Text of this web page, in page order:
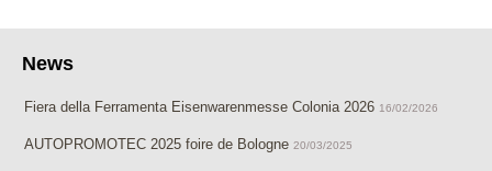
News
Fiera della Ferramenta Eisenwarenmesse Colonia 2026 16/02/2026
AUTOPROMOTEC 2025 foire de Bologne 20/03/2025